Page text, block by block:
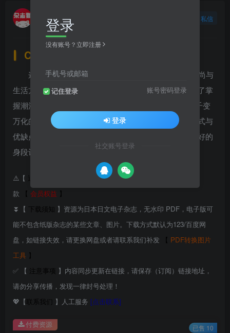
2年前更新
私信
CanCam（キャンキャン） 简介
这是一本支持想要迈向成熟女性阶梯的20多岁的时尚与
生活方式杂志。以受欢迎的高雅可爱时尚为中心，涵盖了掌
握潮流的发型&妆容、最新娱乐话题和文章等内容每季千变
万化的造型、彩妆、贴身衣物等资讯，以整齐的编排方式与
优缺点重点提示，让服装遮掩你的身材缺陷，呈现最美好的
身段让别人目不转睛。
⚠️【
】虚拟产品具有可复制性，付款后不支持退货退
款
【 会员权益 】
⏬【
下载须知
】资源为日本日文电子杂志，无水印 PDF，电子版可
能不包含纸版杂志的某些文章、图片。下载方式默认为123/百度网
盘，如链接失效，请更换网盘或者请联系我们补发
【 PDF转换图片
工具 】
✅ 【 注意事项 】内容同步更新在链接，请保存（订阅）链接地址，
请勿分享传播，发现一律封号处理！
💖【联系我们 】人工服务 [点击联系]
付费资源 已售 10
登录
没有账号？立即注册
手机号或邮箱
记住登录 账号密码登录
登录
社交账号登录